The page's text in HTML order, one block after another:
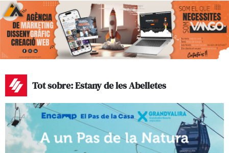
Tot sobre: Estany de les Abelletes